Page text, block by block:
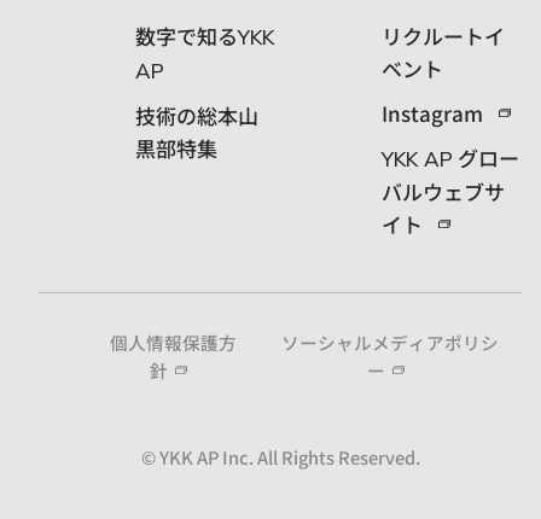
数字で知るYKK
AP
技術の総本山
黒部特集
リクルートイ
ベント
Instagram
YKK AP グロー
バルウェブサ
イト
個人情報保護方
針
ソーシャルメディアポリシ
ー
© YKK AP Inc. All Rights Reserved.